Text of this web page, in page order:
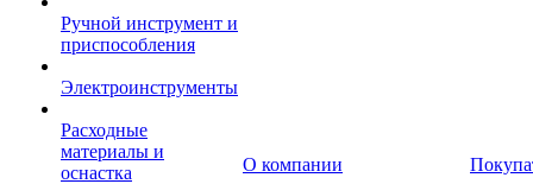
Ручной инструмент и
приспособления
Электроинструменты
Расходные
материалы и
оснастка
О компании